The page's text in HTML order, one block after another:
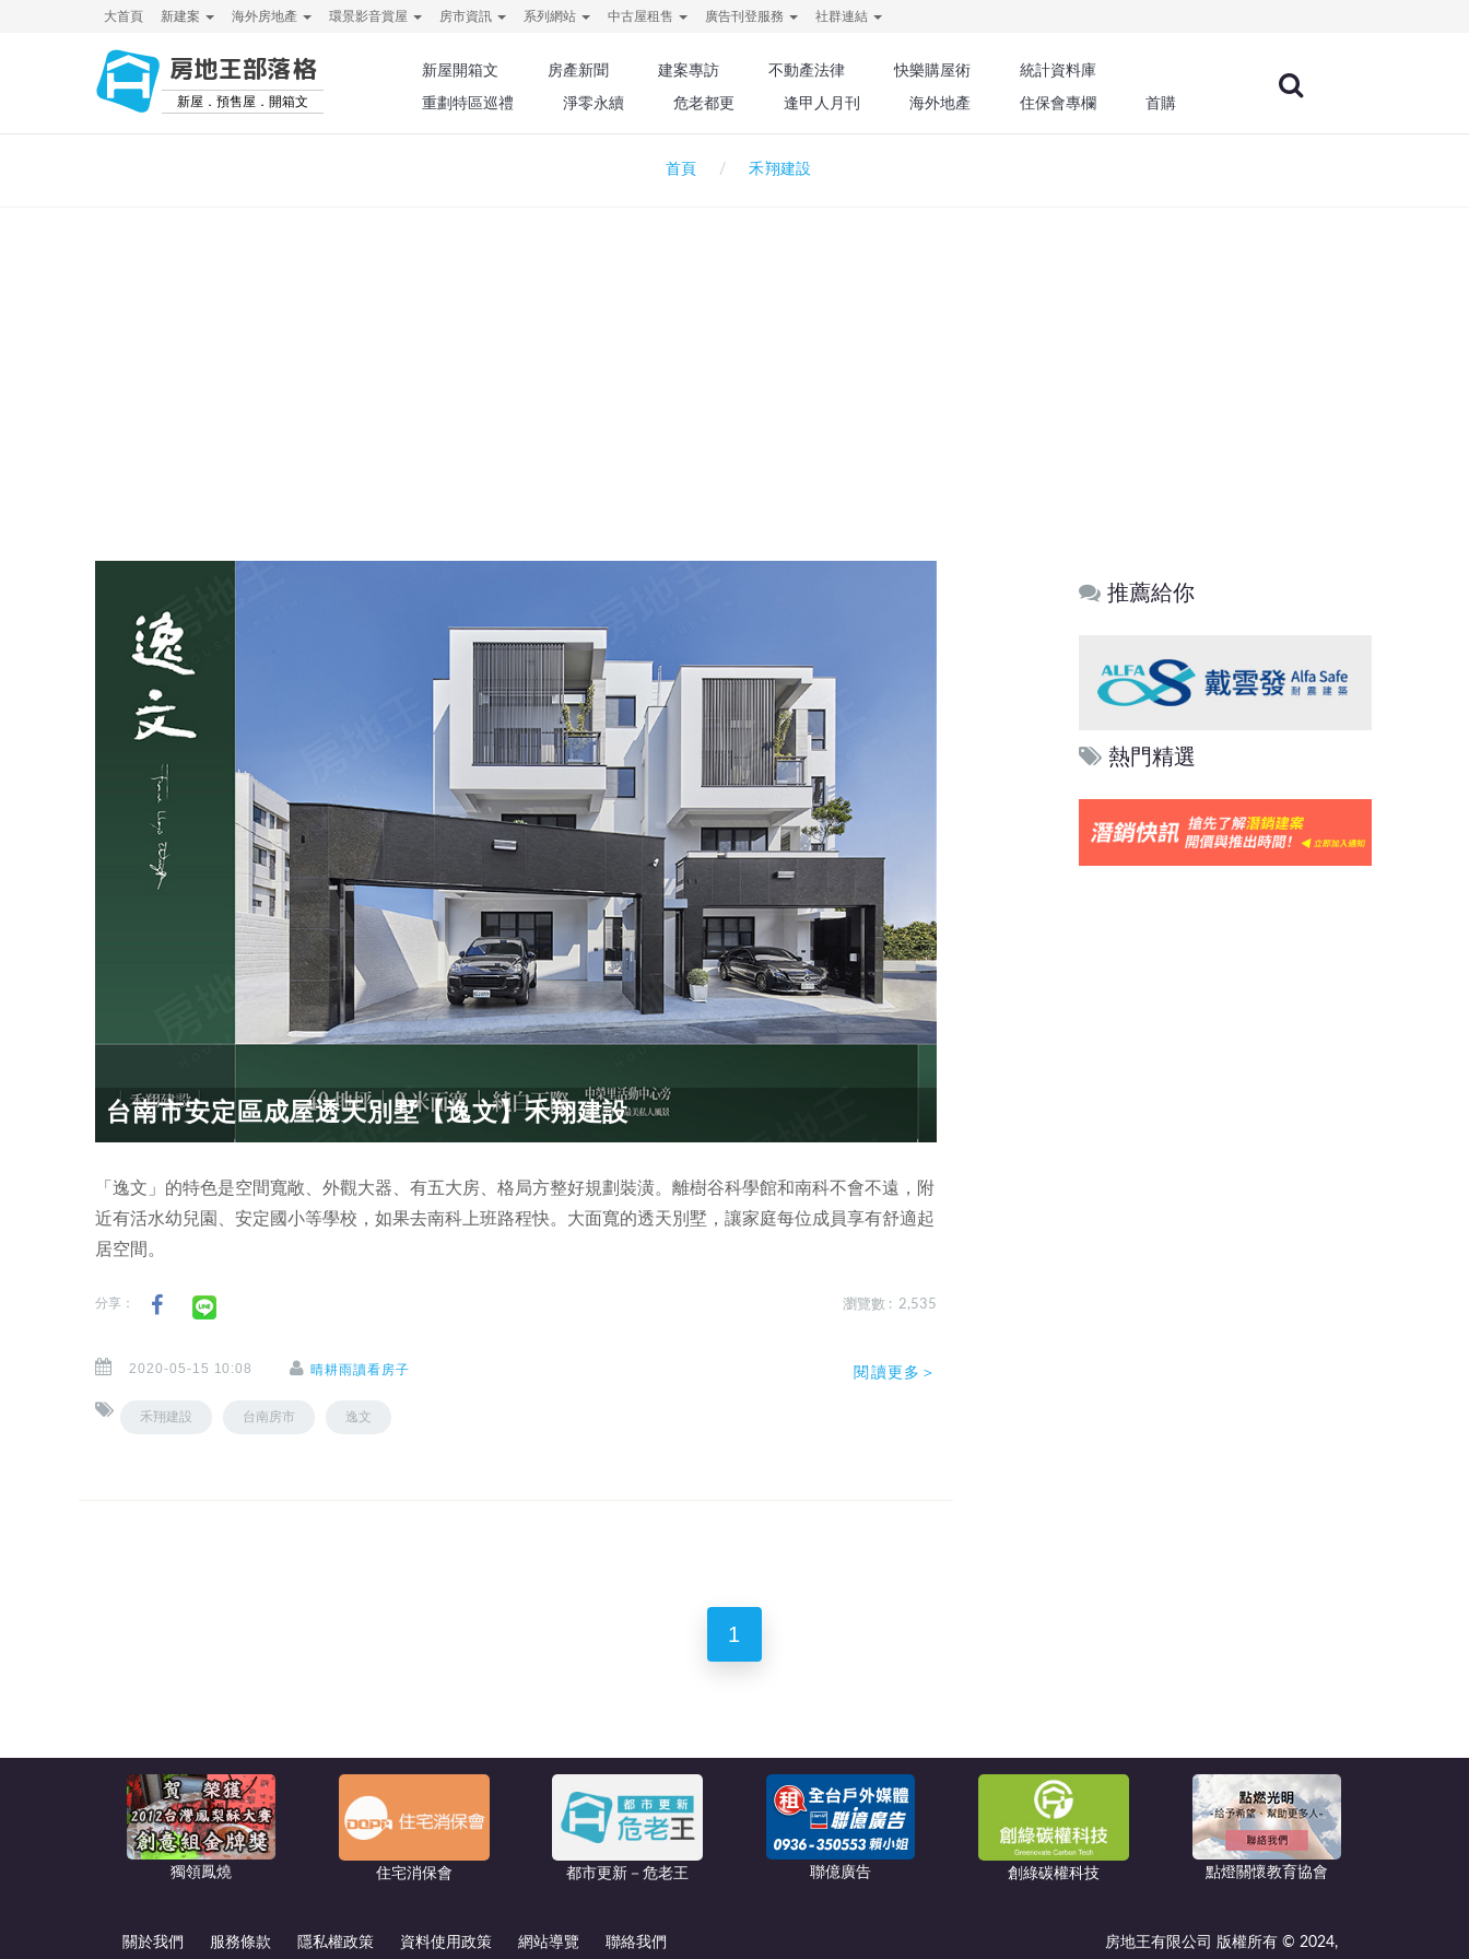
大首頁 新建案 海外房地產 環景影音賞屋 房市資訊 系列網站 中古屋租售 廣告刊登服務 社群連結
房地王部落格
新屋．預售屋．開箱文
新屋開箱文 房產新聞 建案專訪 不動產法律 快樂購屋術
統計資料庫
重劃特區巡禮
淨零永續 危老都更 逢甲人月刊 海外地產 住保會專欄 首購
首頁 禾翔建設
台南市安定區成屋透天別墅【逸文】禾翔建設
「逸文」的特色是空間寬敞、外觀大器、有五大房、格局方整好規劃裝潢。離樹谷科學館和南科不會不遠，附
近有活水幼兒園、安定國小等學校，如果去南科上班路程快。大面寬的透天別墅，讓家庭每位成員享有舒適起
居空間。
分享： 瀏覽數 : 2,535
2020-05-15 10:08 晴耕雨讀看房子
禾翔建設 台南房市 逸文
閱讀更多＞
推薦給你
熱門精選
1
獨領鳳燒 住宅消保會 都市更新－危老王 聯億廣告 創綠碳權科技 點燈關懷教育協會
關於我們 服務條款 隱私權政策 資料使用政策 網站導覽 聯絡我們 房地王有限公司 版權所有 © 2024,